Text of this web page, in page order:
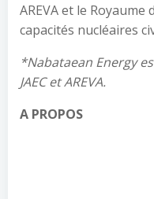
AREVA et le
capacités nucléaires
*Nabataean Energy
JAEC et AREVA.
A PROPOS